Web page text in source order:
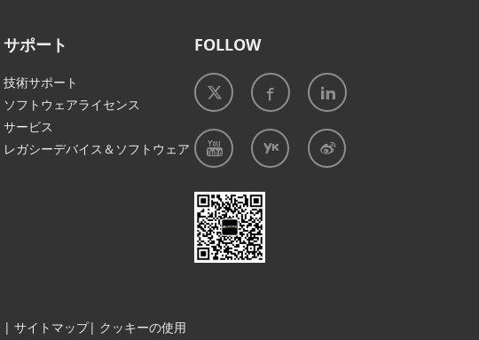
サポート
技術サポート
ソフトウェアライセンス
サービス
レガシーデバイス＆ソフトウェア
FOLLOW
| サイトマップ| クッキーの使用